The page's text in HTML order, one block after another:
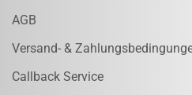
AGB
Versand- &
Callback Service